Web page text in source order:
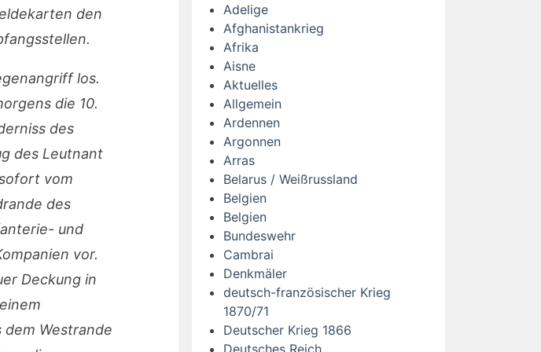
den
los.
die 10.
des
des Leutnant
vom
des
und
vor.
Deckung in
Westrande
Adelige
Afghanistankrieg
Afrika
Aisne
Aktuelles
Allgemein
Ardennen
Argonnen
Arras
Belarus / Weißrussland
Belgien
Belgien
Bundeswehr
Cambrai
Denkmäler
deutsch-französischer Krieg
1870/71
Deutscher Krieg 1866
Deutsches Reich